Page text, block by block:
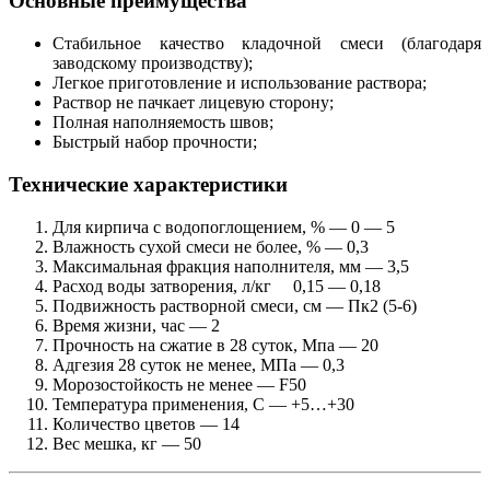
Стабильное качество кладочной смеси (благодаря
заводскому производству);
Легкое приготовление и использование раствора;
Раствор не пачкает лицевую сторону;
Полная наполняемость швов;
Быстрый набор прочности;
Технические характеристики
Для кирпича с водопоглощением, % — 0 — 5
Влажность сухой смеси не более, % — 0,3
Максимальная фракция наполнителя, мм — 3,5
Расход воды затворения, л/кг 0,15 — 0,18
Подвижность растворной смеси, см — Пк2 (5-6)
Время жизни, час — 2
Прочность на сжатие в 28 суток, Мпа — 20
Адгезия 28 суток не менее, МПа — 0,3
Морозостойкость не менее — F50
Температура применения, С — +5…+30
Количество цветов — 14
Вес мешка, кг — 50